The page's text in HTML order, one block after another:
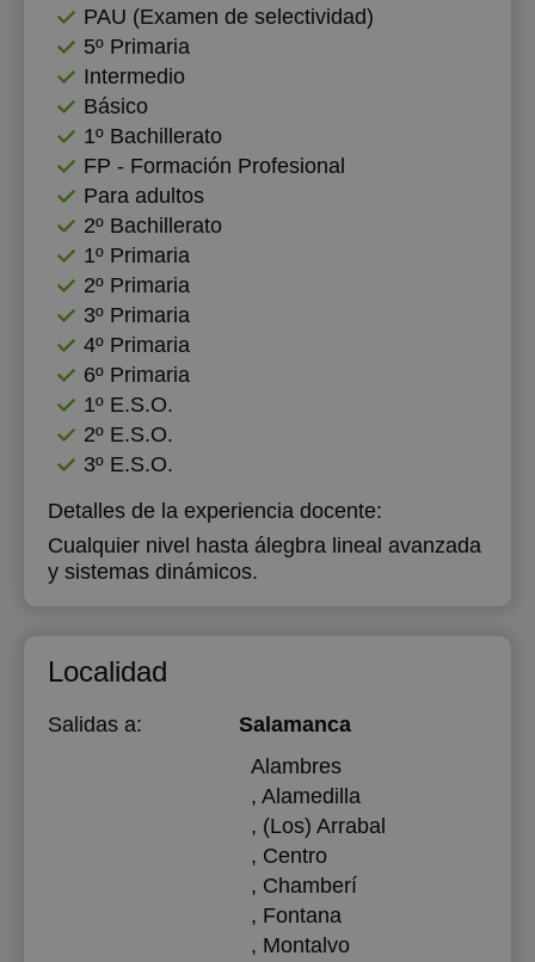
PAU (Examen de selectividad)
5º Primaria
Intermedio
Básico
1º Bachillerato
FP - Formación Profesional
Para adultos
2º Bachillerato
1º Primaria
2º Primaria
3º Primaria
4º Primaria
6º Primaria
1º E.S.O.
2º E.S.O.
3º E.S.O.
Detalles de la experiencia docente:
Cualquier nivel hasta álegbra lineal avanzada
y sistemas dinámicos.
Localidad
Salidas a:
Salamanca
Alambres
, Alamedilla
, (Los) Arrabal
, Centro
, Chamberí
, Fontana
, Montalvo
21:00